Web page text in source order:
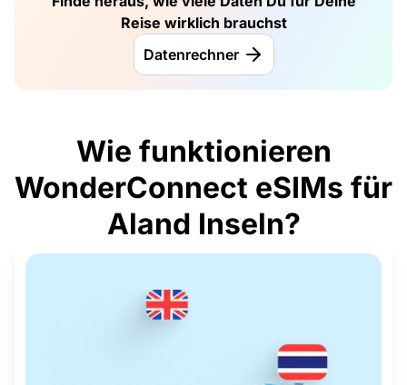
Reise wirklich brauchst
Datenrechner
Wie funktionieren
WonderConnect eSIMs für
Aland Inseln?